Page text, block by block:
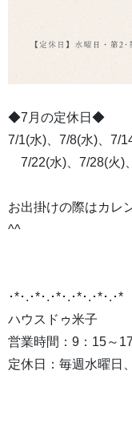
◆7月の定休日◆
7/1(水)、7/8(水)、7/
7/22(水)、7/28(火)
お出掛けの際はカレ
^^
･*･.･*･.･*･.･*･.･*･.･*
ハウスドゥ米子
営業時間：9：15～
定休日：毎週水曜日